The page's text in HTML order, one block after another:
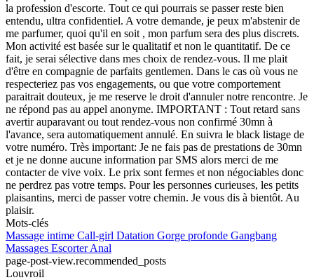
la profession d'escorte. Tout ce qui pourrais se passer reste bien
entendu, ultra confidentiel. A votre demande, je peux m'abstenir de
me parfumer, quoi qu'il en soit , mon parfum sera des plus discrets.
Mon activité est basée sur le qualitatif et non le quantitatif. De ce
fait, je serai sélective dans mes choix de rendez-vous. Il me plait
d'être en compagnie de parfaits gentlemen. Dans le cas où vous ne
respecteriez pas vos engagements, ou que votre comportement
paraitrait douteux, je me reserve le droit d'annuler notre rencontre. Je
ne répond pas au appel anonyme. IMPORTANT : Tout retard sans
avertir auparavant ou tout rendez-vous non confirmé 30mn à
l'avance, sera automatiquement annulé. En suivra le black listage de
votre numéro. Très important: Je ne fais pas de prestations de 30mn
et je ne donne aucune information par SMS alors merci de me
contacter de vive voix. Le prix sont fermes et non négociables donc
ne perdrez pas votre temps. Pour les personnes curieuses, les petits
plaisantins, merci de passer votre chemin. Je vous dis à bientôt. Au
plaisir.
Mots-clés
Massage intime Call-girl Datation Gorge profonde Gangbang
Massages EscorterAnal
page-post-view.recommended_posts
Louvroil